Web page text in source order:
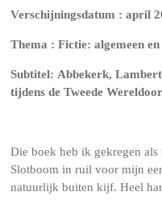
Verschijningsdatum : april
Thema : Fictie: algemeen
Subtitel: Abbekerk,
tijdens de Tweede
Die boek heb ik gekregen als
Slotboom in ruil voor mijn
natuurlijk buiten kijf. Heel